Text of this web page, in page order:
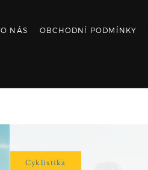
O NÁS OBCHODNÍ PODMÍNKY
Cyklistika